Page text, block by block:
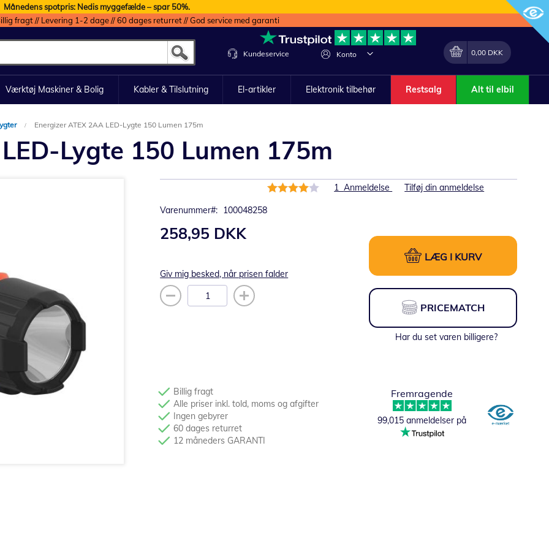
Månedens spotpris: Nedis myggefælde – spar 50%.
fragt // Levering 1-2 dage // 60 dages returret // God service med garanti
Konto
Lave
Min indkøbskurv
0,00 DKK
Kundeservice
Værktøj Maskiner & Bolig Kabler & Tilslutning El-artikler Elektronik tilbehør Restsalg Alt til elbil
Energizer ATEX 2AA LED-Lygte 150 Lumen 175m
Lygte 150 Lumen 175m
Varenummer 100048258
Bedømmelse:
1Anmeldelse Tilføj din anmeldelse
258,95 DKK
Giv mig besked, når prisen falder
LÆG I KURV
PRICEMATCH
Har du set varen billigere?
Billig fragt
Alle priser inkl. told, moms og afgifter
Ingen gebyrer
60 dages returret
12 måneders GARANTI
Fremragende
99,015 anmeldelser på